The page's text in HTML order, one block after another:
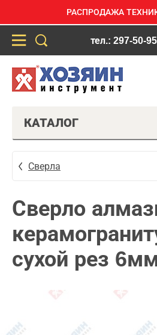
РАСПРОДАЖА
тел.: 297-50-95
КАТАЛОГ
Сверла
Сверло
сухой рез